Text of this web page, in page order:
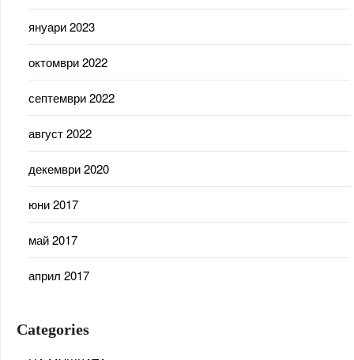
януари 2023
октомври 2022
септември 2022
август 2022
декември 2020
юни 2017
май 2017
април 2017
Categories